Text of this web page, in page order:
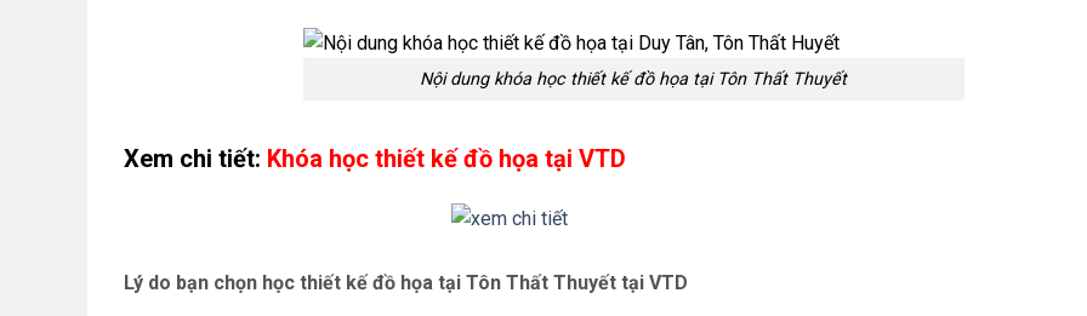
Nội dung khóa học thiết kế đồ họa tại Tôn Thất Thuyết
Xem chi tiết: Khóa học thiết kế đồ họa tại VTD
Lý do bạn chọn học thiết kế đồ họa tại Tôn Thất Thuyết tại VTD